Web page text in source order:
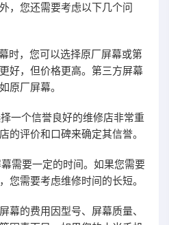
您还需要考虑以下几个问
，您可以选择原厂屏幕或第
好，但价格更高。第三方屏幕
原厂屏幕。
个信誉良好的维修店非常重
的评价和口碑来确定其信誉。
要一定的时间。如果您需要
您需要考虑维修时间的长短。
的费用因型号、屏幕质量、